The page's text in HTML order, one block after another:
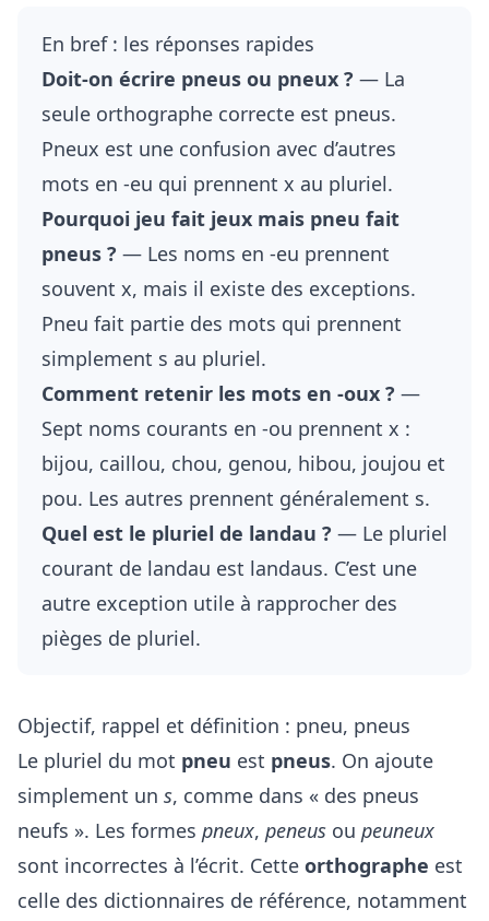
En bref : les réponses rapides
Doit-on écrire pneus ou pneux ? — La
seule orthographe correcte est pneus.
Pneux est une confusion avec d’autres
mots en -eu qui prennent x au pluriel.
Pourquoi jeu fait jeux mais pneu fait
pneus ? — Les noms en -eu prennent
souvent x, mais il existe des exceptions.
Pneu fait partie des mots qui prennent
simplement s au pluriel.
Comment retenir les mots en -oux ? —
Sept noms courants en -ou prennent x :
bijou, caillou, chou, genou, hibou, joujou et
pou. Les autres prennent généralement s.
Quel est le pluriel de landau ? — Le pluriel
courant de landau est landaus. C’est une
autre exception utile à rapprocher des
pièges de pluriel.
Objectif, rappel et définition : pneu, pneus
Le pluriel du mot pneu est pneus. On ajoute
simplement un s, comme dans « des pneus
neufs ». Les formes pneux, peneus ou peuneux
sont incorrectes à l’écrit. Cette orthographe est
celle des dictionnaires de référence, notamment